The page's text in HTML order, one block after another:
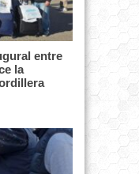
entre
la